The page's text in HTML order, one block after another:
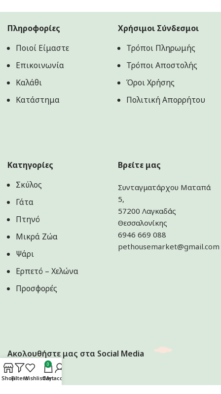
Πληροφορίες
Ποιοί Είμαστε
Επικοινωνία
Καλάθι
Κατάστημα
Χρήσιμοι Σύνδεσμοι
Τρόποι Πληρωμής
Τρόποι Αποστολής
Όροι Χρήσης
Πολιτική Aπορρήτου
Κατηγορίες
Σκύλος
Γάτα
Πτηνό
Μικρά Ζώα
Ψάρι
Ερπετό – Χελώνα
Προσφορές
Βρείτε μας
Συνταγματάρχου Ματαπά
5,
57200 Λαγκαδάς
Θεσσαλονίκης
6946 669 088
pethousemarket@gmail.com
Ακολουθήστε μας στα Social Media
ShopFiltersWishlist
0
Cart
My account